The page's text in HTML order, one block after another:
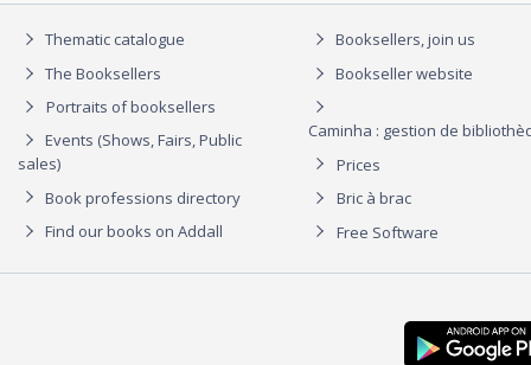
Thematic catalogue
The Booksellers
Portraits of booksellers
Events (Shows, Fairs, Public
sales)
Book professions directory
Find our books on Addall
Booksellers, join us
Bookseller website
Caminha : gestion de
Prices
Bric à brac
Free Software